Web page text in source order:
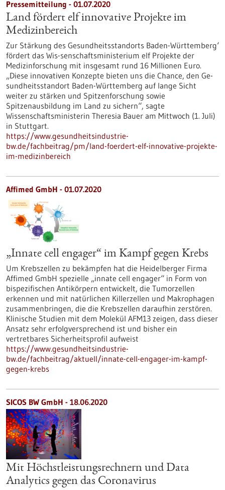
Pressemitteilung - 01.07.2020
Land fördert elf innovative Projekte im
Medizinbereich
Zur Stärkung des Gesundheitsstandorts Baden-Württemberg‘
fördert das Wis-senschaftsministerium elf Projekte der
Medizinforschung mit insgesamt rund 16 Millionen Euro.
„Diese innovativen Konzepte bieten uns die Chance, den Ge-
sundheitsstandort Baden-Württemberg auf lange Sicht
weiter zu stärken und Spitzenforschung sowie
Spitzenausbildung im Land zu sichern“, sagte
Wissenschaftsministerin Theresia Bauer am Mittwoch (1. Juli)
in Stuttgart.
https://www.gesundheitsindustrie-
bw.de/fachbeitrag/pm/land-foerdert-elf-innovative-projekte-
im-medizinbereich
Affimed GmbH - 01.07.2020
„Innate cell engager“ im Kampf gegen Krebs
Um Krebszellen zu bekämpfen hat die Heidelberger Firma
Affimed GmbH spezielle „innate cell engager“ in Form von
bispezifischen Antikörpern entwickelt, die Tumorzellen
erkennen und mit natürlichen Killerzellen und Makrophagen
zusammenbringen, die die Krebszellen daraufhin zerstören.
Klinische Studien mit dem Molekül AFM13 zeigen, dass dieser
Ansatz sehr erfolgversprechend ist und bisher ein
vertretbares Sicherheitsprofil aufweist
https://www.gesundheitsindustrie-
bw.de/fachbeitrag/aktuell/innate-cell-engager-im-kampf-
gegen-krebs
SICOS BW GmbH - 18.06.2020
Mit Höchstleistungsrechnern und Data
Analytics gegen das Coronavirus